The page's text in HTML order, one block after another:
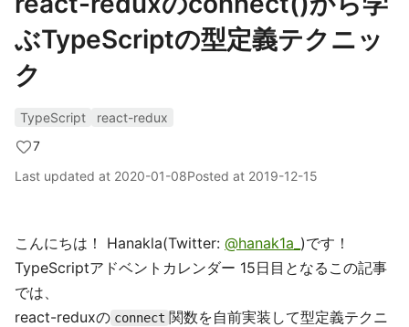
ぶTypeScriptの型定義テクニッ
ク
TypeScript
react-redux
7
Last updated at 2020-01-08Posted at 2019-12-15
こんにちは！ Hanakla(Twitter: @hanak1a_ )です！
TypeScriptアドベントカレンダー 15日目となるこの記事
では、
react-reduxの connect 関数を自前実装して型定義テクニ